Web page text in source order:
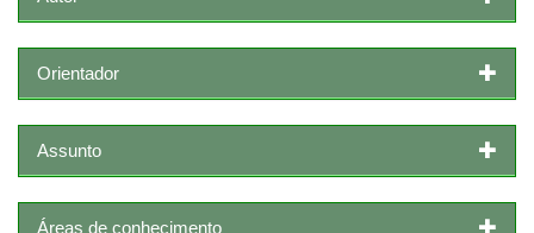
Orientador
Assunto
Áreas de conhecimento